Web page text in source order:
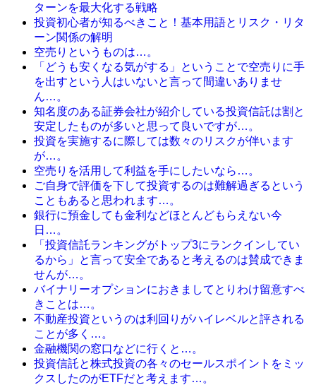
ターンを最大化する戦略
投資初心者が知るべきこと！基本用語とリスク・リタ
ーン関係の解明
空売りというものは…。
「どうも安くなる気がする」ということで空売りに手
を出すという人はいないと言って間違いありませ
ん…。
知名度のある証券会社が紹介している投資信託は割と
安定したものが多いと思って良いですが…。
投資を実施するに際しては数々のリスクが伴います
が…。
空売りを活用して利益を手にしたいなら…。
ご自身で評価を下して投資するのは難解過ぎるという
こともあると思われます…。
銀行に預金しても金利などほとんどもらえない今
日…。
「投資信託ランキングがトップ3にランクインしてい
るから」と言って安全であると考えるのは賛成できま
せんが…。
バイナリーオプションにおきましてとりわけ留意すべ
きことは…。
不動産投資というのは利回りがハイレベルと評される
ことが多く…。
金融機関の窓口などに行くと…。
投資信託と株式投資の各々のセールスポイントをミッ
クスしたのがETFだと考えます…。